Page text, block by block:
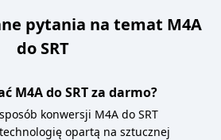
pytania na temat M4A
do SRT
M4A do SRT za darmo?
konwersji M4A do SRT
opartą na sztucznej